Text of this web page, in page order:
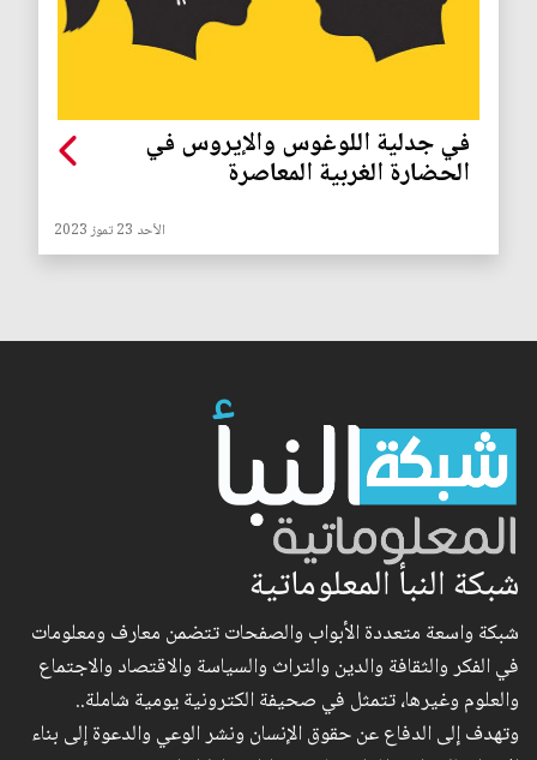
في جدلية اللوغوس والإيروس في
الحضارة الغربية المعاصرة
الأحد 23 تموز 2023
شبكة النبأ المعلوماتية
شبكة واسعة متعددة الأبواب والصفحات تتضمن معارف ومعلومات
في الفكر والثقافة والدين والتراث والسياسة والاقتصاد والاجتماع
والعلوم وغيرها، تتمثل في صحيفة الكترونية يومية شاملة..
وتهدف إلى الدفاع عن حقوق الإنسان ونشر الوعي والدعوة إلى بناء